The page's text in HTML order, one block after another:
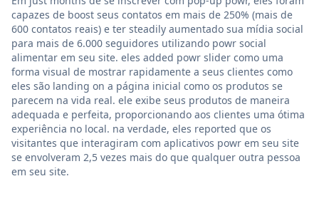
capazes de boost seus contatos em mais de 250% (mais de
600 contatos reais) e ter steadily aumentado sua mídia social
para mais de 6.000 seguidores utilizando powr social
alimentar em seu site. eles added powr slider como uma
forma visual de mostrar rapidamente a seus clientes como
eles são landing on a página inicial como os produtos se
parecem na vida real. ele exibe seus produtos de maneira
adequada e perfeita, proporcionando aos clientes uma ótima
experiência no local. na verdade, eles reported que os
visitantes que interagiram com aplicativos powr em seu site
se envolveram 2,5 vezes mais do que qualquer outra pessoa
em seu site.